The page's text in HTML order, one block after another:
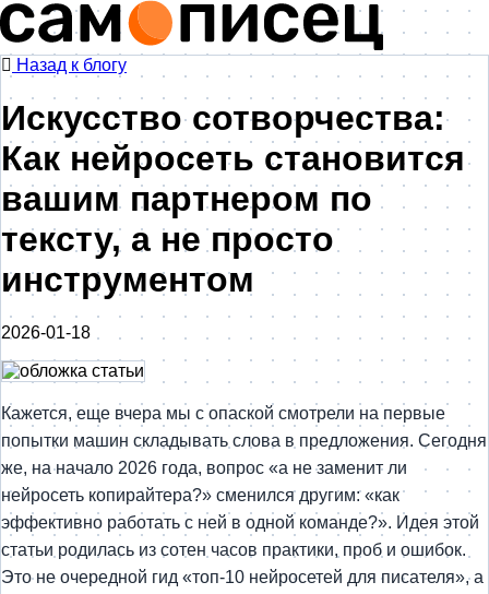
Назад к блогу
Искусство сотворчества:
Как нейросеть становится
вашим партнером по
тексту, а не просто
инструментом
2026-01-18
Кажется, еще вчера мы с опаской смотрели на первые
попытки машин складывать слова в предложения. Сегодня
же, на начало 2026 года, вопрос «а не заменит ли
нейросеть копирайтера?» сменился другим: «как
эффективно работать с ней в одной команде?». Идея этой
статьи родилась из сотен часов практики, проб и ошибок.
Это не очередной гид «топ-10 нейросетей для писателя», а